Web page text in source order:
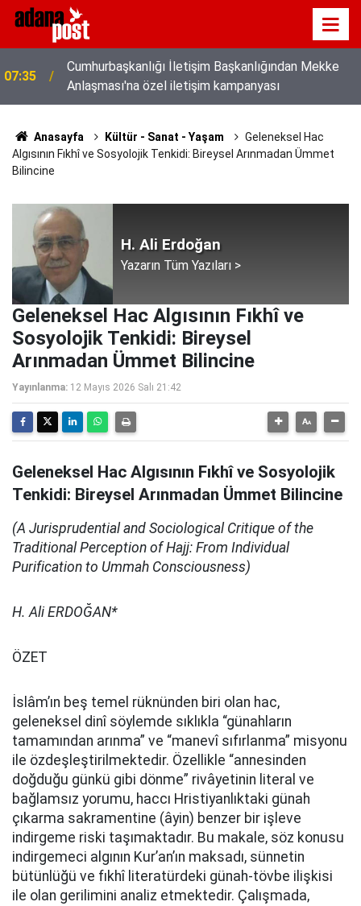
07:35
Cumhurbaşkanlığı İletişim Başkanlığından Mekke
Anlaşması'na özel iletişim kampanyası
Anasayfa Kültür - Sanat - Yaşam
Geleneksel Hac
Algısının Fıkhî ve Sosyolojik Tenkidi: Bireysel Arınmadan Ümmet
Bilincine
H. Ali Erdoğan
Yazarın Tüm Yazıları >
Geleneksel Hac Algısının Fıkhî ve
Sosyolojik Tenkidi: Bireysel
Arınmadan Ümmet Bilincine
Yayınlanma: 12 Mayıs 2026 Salı 21:42
Geleneksel Hac Algısının Fıkhî ve Sosyolojik
Tenkidi: Bireysel Arınmadan Ümmet Bilincine
(A Jurisprudential and Sociological Critique of the
Traditional Perception of Hajj: From Individual
Purification to Ummah Consciousness)
H. Ali ERDOĞAN*
ÖZET
İslâm’ın beş temel rüknünden biri olan hac,
geleneksel dinî söylemde sıklıkla “günahların
tamamından arınma” ve “manevî sıfırlanma” misyonu
ile özdeşleştirilmektedir. Özellikle “annesinden
doğduğu günkü gibi dönme” rivâyetinin literal ve
bağlamsız yorumu, haccı Hristiyanlıktaki günah
çıkarma sakramentine (âyin) benzer bir işleve
indirgeme riski taşımaktadır. Bu makale, söz konusu
indirgemeci algının Kur’an’ın maksadı, sünnetin
bütünlüğü ve fıkhî literatürdeki günah-tövbe ilişkisi
ile olan gerilimini analiz etmektedir. Çalışmada,